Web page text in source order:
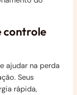
controle
ajudar na perda
Seus
rápida,